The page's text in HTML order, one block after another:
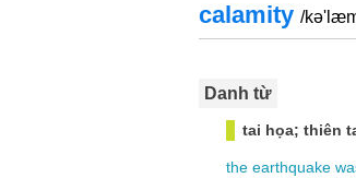
calamity /
Danh từ
tai họa; thiên
the earthquake